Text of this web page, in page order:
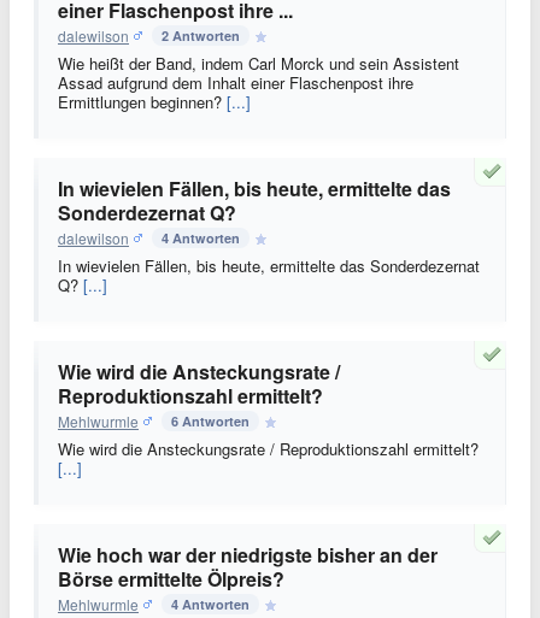
einer Flaschenpost ihre ...
dalewilson 2 Antworten
Wie heißt der Band, indem Carl Morck und sein Assistent
Assad aufgrund dem Inhalt einer Flaschenpost ihre
Ermittlungen beginnen? [...]
In wievielen Fällen, bis heute, ermittelte das
Sonderdezernat Q?
dalewilson 4 Antworten
In wievielen Fällen, bis heute, ermittelte das Sonderdezernat
Q? [...]
Wie wird die Ansteckungsrate /
Reproduktionszahl ermittelt?
Mehlwurmle 6 Antworten
Wie wird die Ansteckungsrate / Reproduktionszahl ermittelt?
[...]
Wie hoch war der niedrigste bisher an der
Börse ermittelte Ölpreis?
Mehlwurmle 4 Antworten